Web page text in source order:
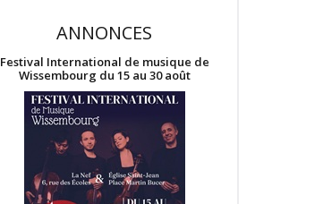
ANNONCES
Festival International de musique de
Wissembourg du 15 au 30 août